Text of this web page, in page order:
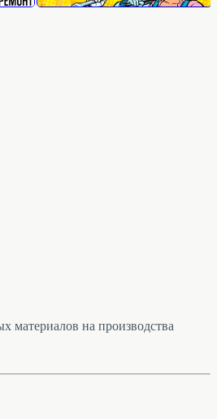
материалов на производства